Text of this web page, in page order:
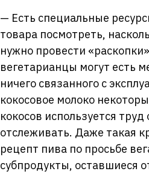
— Есть специальные
товара посмотреть,
нужно провести
вегетарианцы могут есть
ничего связанного с
кокосовое молоко
кокосов используется
отслеживать. Даже такая
рецепт пива по просьбе
субпродукты, оставшиеся